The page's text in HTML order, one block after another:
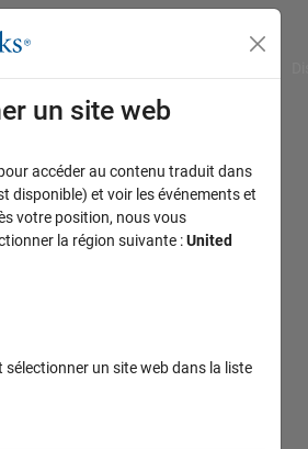
un site web
accéder au contenu traduit dans
disponible) et voir les événements et
votre position, nous vous
la région suivante :United
sélectionner un site web dans la liste